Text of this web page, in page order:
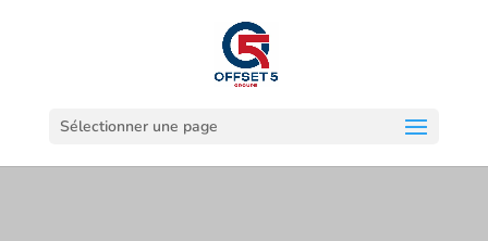
Sélectionner une page